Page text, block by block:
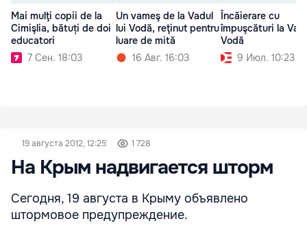
Mai mulţi copii de la
Cimişlia, bătuți de doi
educatori
7 Сен. 18:03
Un vameş de la Vadul
lui Vodă, reţinut pentru
luare de mită
16 Авг. 16:03
Încăierare cu
împuşcături la
Vodă
9 Июл. 10:23
19 августа 2012, 12:25 1 728
На Крым надвигается шторм
Сегодня, 19 августа в Крыму объявлено
штормовое предупреждение.